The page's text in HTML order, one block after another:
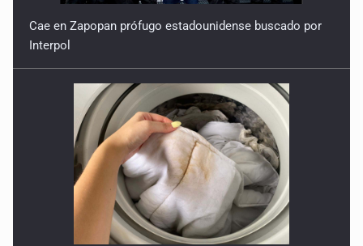
Cae en Zapopan prófugo estadounidense buscado por
Interpol